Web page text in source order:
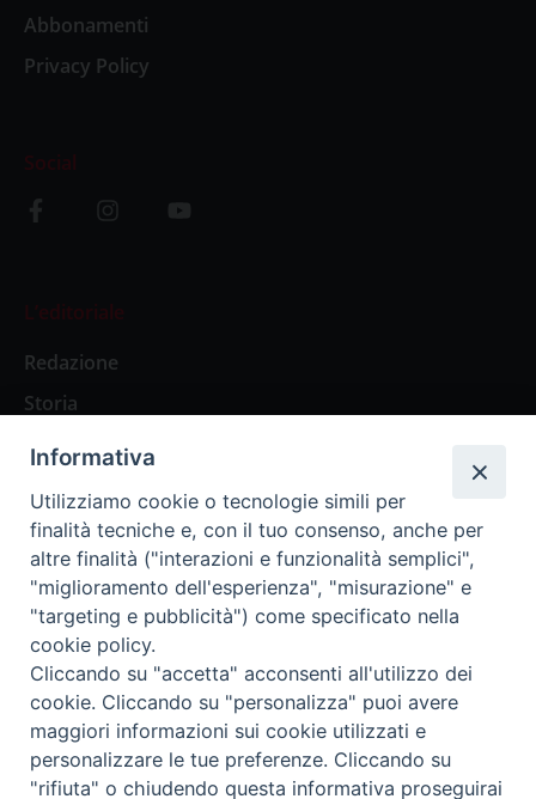
Abbonamenti
Privacy Policy
Social
L’editoriale
Redazione
Storia
Abbonamenti
Abbonamento Annuale Digitale
Abbonamento Annuale Cartaceo
Abbonamento Singola Copia Digitale
Redazione: Pavia, Piazza Duomo 11 - tel. 0382.24736 -
Informativa
Utilizziamo cookie o tecnologie simili per
finalità tecniche e, con il tuo consenso, anche per
altre finalità ("interazioni e funzionalità semplici",
"miglioramento dell'esperienza", "misurazione" e
"targeting e pubblicità") come specificato nella
cookie policy.
Cliccando su "accetta" acconsenti all'utilizzo dei
cookie. Cliccando su "personalizza" puoi avere
maggiori informazioni sui cookie utilizzati e
personalizzare le tue preferenze. Cliccando su
"rifiuta" o chiudendo questa informativa proseguirai